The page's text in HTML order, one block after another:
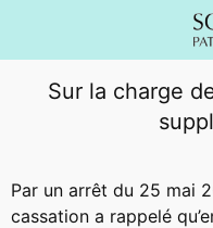
Sur la charge
Par un arrêt du 25 mai
cassation a rappelé